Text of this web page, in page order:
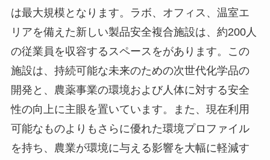
は最大規模となります。ラボ、オフィス、温室エ
リアを備えた新しい製品安全複合施設は、約200人
の従業員を収容するスペースをがあります。この
施設は、持続可能な未来のための次世代化学品の
開発と、農薬事業の環境および人体に対する安全
性の向上に主眼を置いています。また、現在利用
可能なものよりもさらに優れた環境プロファイル
を持ち、農業が環境に与える影響を大幅に軽減す